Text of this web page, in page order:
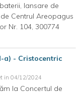
lansare de
Centrul Areopagus
Nr. 104, 300774
a) - Cristocentric
in 04/12/2024
la Concertul de